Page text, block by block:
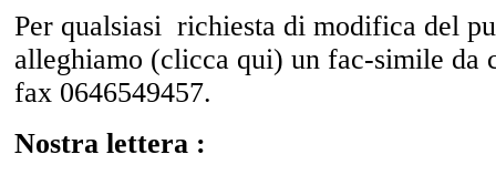
Per qualsiasi richiesta di modifica del
alleghiamo (clicca qui) un fac-simile da
fax 0646549457.
Nostra lettera :